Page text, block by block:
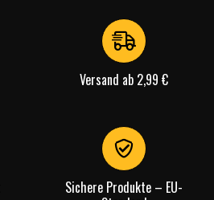
Versand ab 2,99 €
Sichere Produkte – EU-